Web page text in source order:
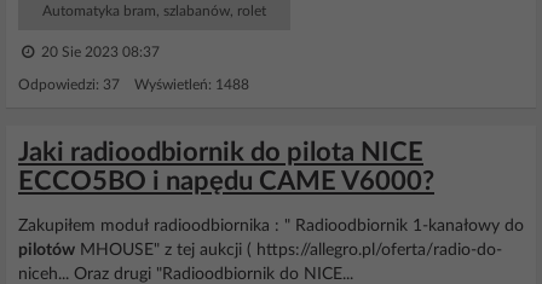
Automatyka bram, szlabanów, rolet
20 Sie 2023 08:37
Odpowiedzi: 37 Wyświetleń: 1488
Jaki radioodbiornik do pilota NICE
ECCO5BO i napędu CAME V6000?
Zakupiłem moduł radioodbiornika : " Radioodbiornik 1-kanałowy do
pilotów MHOUSE" z tej aukcji ( https://allegro.pl/oferta/radio-do-
niceh... Oraz drugi "Radioodbiornik do NICE...